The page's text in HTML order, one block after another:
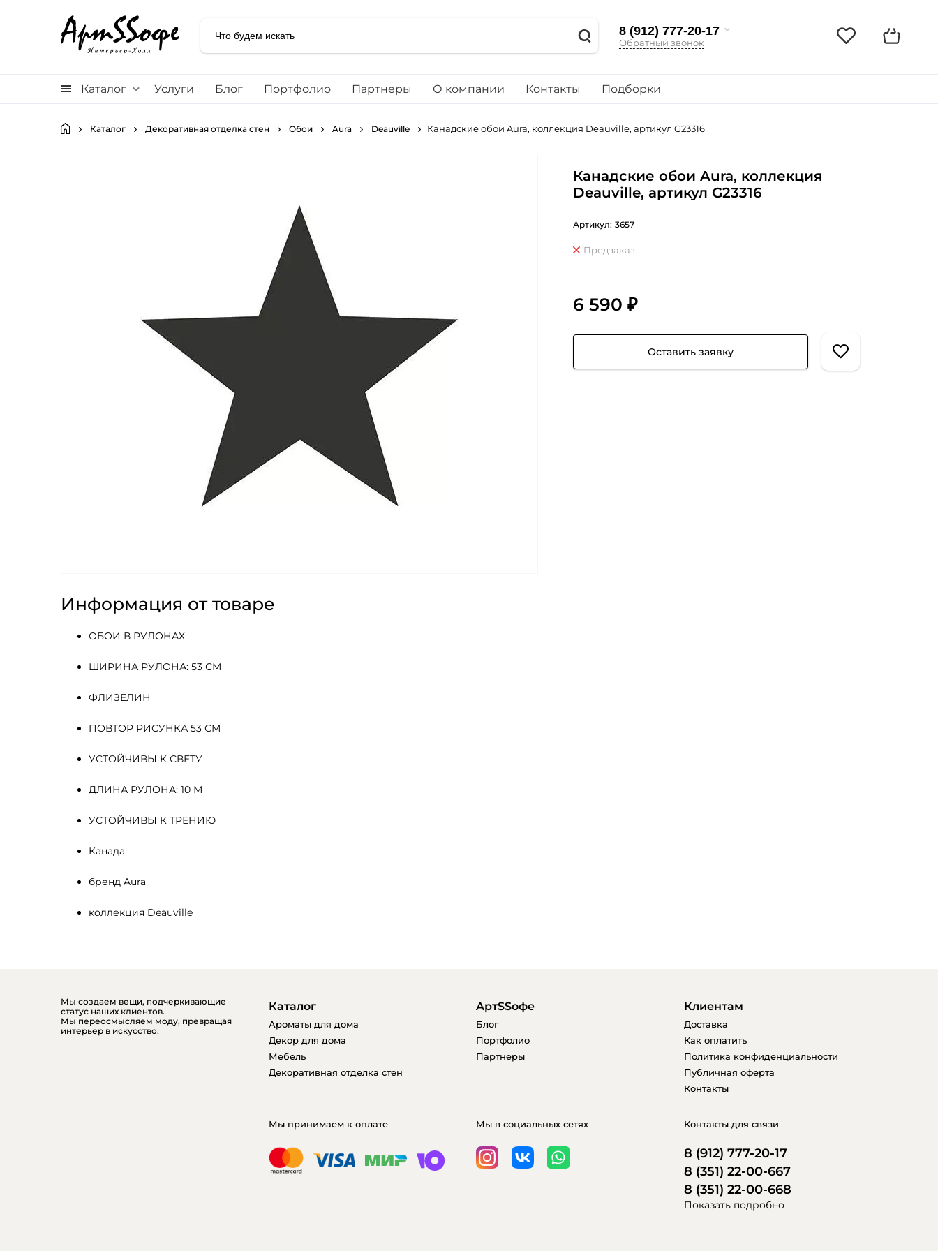
8 (912) 777-20-17
Обратный звонок
Каталог Услуги Блог Портфолио Партнеры О компании Контакты Подборки
Каталог Декоративная отделка стен Обои Aura Deauville Канадские обои Aura, коллекция Deauville, артикул G23316
Информация от товаре
ОБОИ В РУЛОНАХ
ШИРИНА РУЛОНА: 53 СМ
ФЛИЗЕЛИН
ПОВТОР РИСУНКА 53 СМ
УСТОЙЧИВЫ К СВЕТУ
ДЛИНА РУЛОНА: 10 М
УСТОЙЧИВЫ К ТРЕНИЮ
Канада
бренд Aura
коллекция Deauville
Канадские обои Aura, коллекция
Deauville, артикул G23316
Артикул: 3657
Предзаказ
6 590 ₽
Оставить заявку
Мы создаем вещи, подчеркивающие
статус наших клиентов.
Мы переосмысляем моду, превращая
интерьер в искусство.
Каталог
Ароматы для дома
Декор для дома
Мебель
Декоративная отделка стен
AртSSофе
Блог
Портфолио
Партнеры
Клиентам
Доставка
Как оплатить
Политика конфиденциальности
Публичная оферта
Контакты
Мы принимаем к оплате Мы в социальных сетях Контакты для связи
8 (912) 777-20-17
8 (351) 22-00-667
8 (351) 22-00-668
Показать подробно